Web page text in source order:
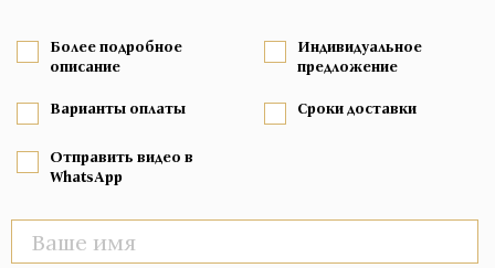
Более подробное
описание
Индивидуальное
предложение
Варианты оплаты Сроки доставки
Отправить видео в
WhatsApp